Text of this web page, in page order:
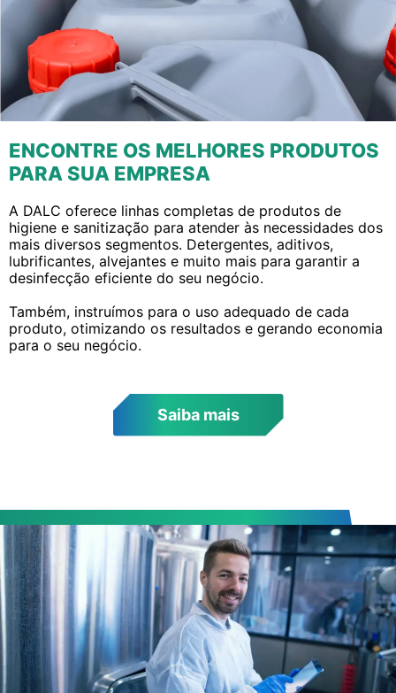
ENCONTRE OS MELHORES PRODUTOS
PARA SUA EMPRESA
A DALC oferece linhas completas de produtos de
higiene e sanitização para atender às necessidades dos
mais diversos segmentos. Detergentes, aditivos,
lubrificantes, alvejantes e muito mais para garantir a
desinfecção eficiente do seu negócio.
Também, instruímos para o uso adequado de cada
produto, otimizando os resultados e gerando economia
para o seu negócio.
Saiba mais